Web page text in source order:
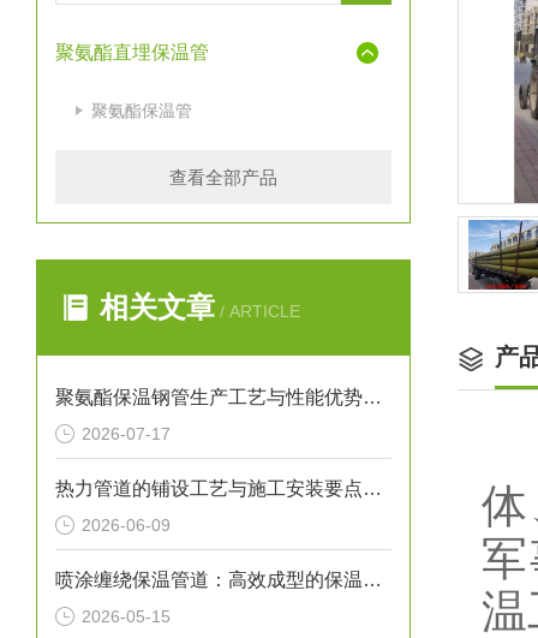
聚氨酯直埋保温管
聚氨酯保温管
查看全部产品
相关文章 / ARTICLE
聚氨酯保温钢管生产工艺与性能优势解析
2026-07-17
热力管道的铺设工艺与施工安装要点解析
2026-06-09
喷涂缠绕保温管道：高效成型的保温输送核心装备
2026-05-15
产
温